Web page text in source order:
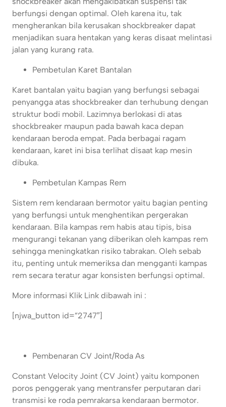
berfungsi dengan optimal. Oleh karena itu, tak
mengherankan bila kerusakan shockbreaker dapat
menjadikan suara hentakan yang keras disaat melintasi
jalan yang kurang rata.
Pembetulan Karet Bantalan
Karet bantalan yaitu bagian yang berfungsi sebagai
penyangga atas shockbreaker dan terhubung dengan
struktur bodi mobil. Lazimnya berlokasi di atas
shockbreaker maupun pada bawah kaca depan
kendaraan beroda empat. Pada berbagai ragam
kendaraan, karet ini bisa terlihat disaat kap mesin
dibuka.
Pembetulan Kampas Rem
Sistem rem kendaraan bermotor yaitu bagian penting
yang berfungsi untuk menghentikan pergerakan
kendaraan. Bila kampas rem habis atau tipis, bisa
mengurangi tekanan yang diberikan oleh kampas rem
sehingga meningkatkan risiko tabrakan. Oleh sebab
itu, penting untuk memeriksa dan mengganti kampas
rem secara teratur agar konsisten berfungsi optimal.
More informasi Klik Link dibawah ini :
[njwa_button id=”2747″]
Pembenaran CV Joint/Roda As
Constant Velocity Joint (CV Joint) yaitu komponen
poros penggerak yang mentransfer perputaran dari
transmisi ke roda pemrakarsa kendaraan bermotor.